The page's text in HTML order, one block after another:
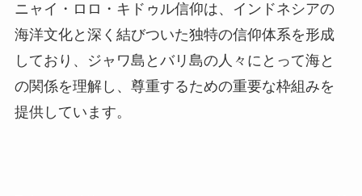
ニャイ・ロロ・キドゥル信仰は、インドネシアの
海洋文化と深く結びついた独特の信仰体系を形成
しており、ジャワ島とバリ島の人々にとって海と
の関係を理解し、尊重するための重要な枠組みを
提供しています。